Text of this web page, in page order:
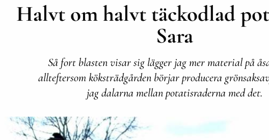
Halvt om halvt täckodlad
Sara
Så fort blasten visar sig lägger jag mer material på
allteftersom köksträdgården börjar producera
jag dalarna mellan potatisraderna med det.